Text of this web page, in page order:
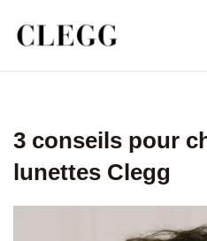
3 conseils pour
lunettes Clegg